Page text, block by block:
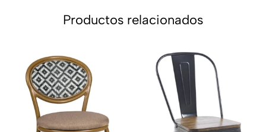
Productos relacionados